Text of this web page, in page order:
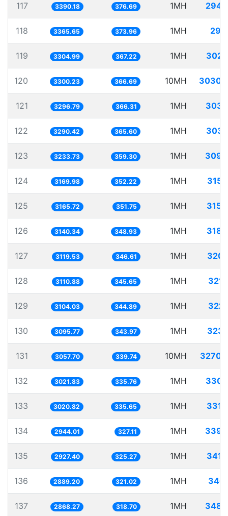
117 3390.18 376.69 1MH
118 3365.65 373.96 1MH
119 3304.99 367.22 1MH
120 3300.23 366.69 10MH
121 3296.79 366.31 1MH
122 3290.42 365.60 1MH
123 3233.73 359.30 1MH
124 3169.98 352.22 1MH
125 3165.72 351.75 1MH
126 3140.34 348.93 1MH
127 3119.53 346.61 1MH
128 3110.88 345.65 1MH
129 3104.03 344.89 1MH
130 3095.77 343.97 1MH
131 3057.70 339.74 10MH
132 3021.83 335.76 1MH
133 3020.82 335.65 1MH
134 2944.01 327.11 1MH
135 2927.40 325.27 1MH
136 2889.20 321.02 1MH
137 2868.27 318.70 1MH